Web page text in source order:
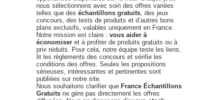
nous sélectionnons avec soin des offres variées
telles que des échantillons gratuits , des jeux
concours, des tests de produits et d’autres bons
plans exclusifs, valables uniquement en France.
Notre mission est claire : vous aider à
économiser et à profiter de produits gratuits ou à
prix réduits. Pour cela, notre équipe teste les liens,
lit les règlements des concours et vérifie les
conditions des offres. Seules les propositions
sérieuses, intéressantes et pertinentes sont
publiées sur notre site.
Nous souhaitons clarifier que France Échantillons
Gratuits ne gère pas directement les offres